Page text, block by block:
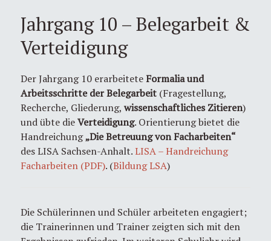
Jahrgang 10 – Belegarbeit &
Verteidigung
Der Jahrgang 10 erarbeiteteFormalia und
Arbeitsschritte der Belegarbeit (Fragestellung,
Recherche, Gliederung, wissenschaftliches Zitieren)
und übte dieVerteidigung. Orientierung bietet die
Handreichung„Die Betreuung von Facharbeiten“
des LISA Sachsen-Anhalt.LISA – Handreichung
Facharbeiten (PDF). (Bildung LSA)
Die Schülerinnen und Schüler arbeiteten engagiert;
die Trainerinnen und Trainer zeigten sich mit den